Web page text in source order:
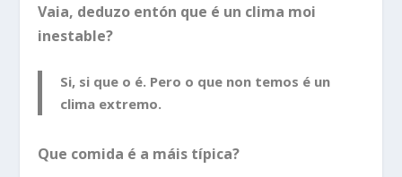
Vaia, deduzo entón que é un clima moi
inestable?
Si, si que o é. Pero o que non temos é un
clima extremo.
Que comida é a máis típica?